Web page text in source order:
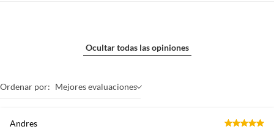
Ocultar todas las opiniones
Ordenar por: Mejores evaluaciones
Andres